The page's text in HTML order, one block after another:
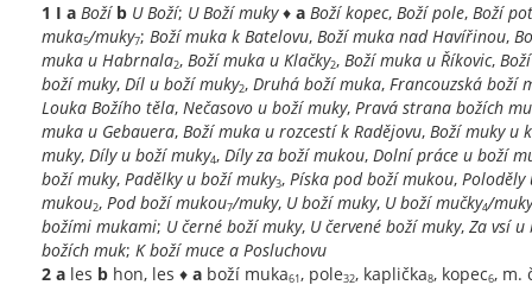
1 I a Boží b U Boží; U Boží muky♦ a Boží kopec, Boží pole, Boží
muka5/muky7; Boží muka k Batelovu, Boží muka nad Havířinou,
muka u Habrnala2, Boží muka u Klačky2, Boží muka u Říkovic,
boží muky, Díl u boží muky2, Druhá boží muka, Francouzská boží
Louka Božího těla, Nečasovo u boží muky, Pravá strana božích
muka u Gebauera, Boží muka u rozcestí k Radějovu, Boží muky u
muky, Díly u boží muky4, Díly za boží mukou, Dolní práce u boží
boží muky, Padělky u boží muky3, Píska pod boží mukou, Poloděly
mukou2, Pod boží mukou7/muky, U boží muky, U boží mučky4/muky
božími mukami; U černé boží muky, U červené boží muky, Za vsí u
božích muk; K boží muce a Posluchovu
2 a les b hon, les ♦ a boží muka61, pole32, kaplička8, kopec6, m.